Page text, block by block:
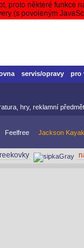
proto některé funkce
(s povoleným
servis/opravy pro
hry, reklamní
Feelfree
Jackson